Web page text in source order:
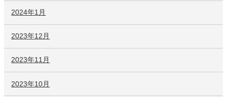
2024年1月
2023年12月
2023年11月
2023年10月